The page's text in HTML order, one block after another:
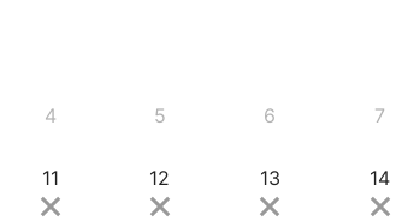
4 5 6 7
11 12 13 14